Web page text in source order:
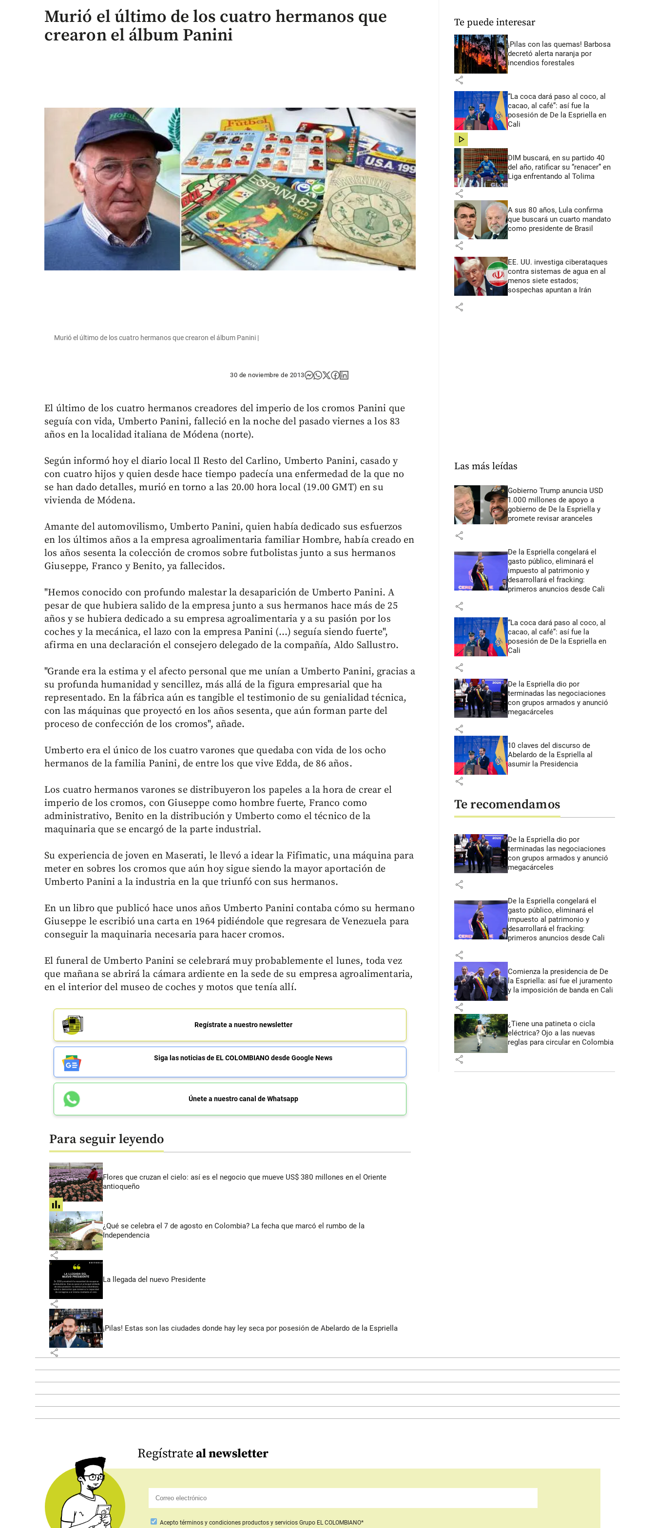
Murió el último de los cuatro hermanos que
crearon el álbum Panini
Murió el último de los cuatro hermanos que crearon el álbum Panini |
30 de noviembre de 2013
El último de los cuatro hermanos creadores del imperio de los cromos Panini que
seguía con vida, Umberto Panini, falleció en la noche del pasado viernes a los 83
años en la localidad italiana de Módena (norte).
Según informó hoy el diario local Il Resto del Carlino, Umberto Panini, casado y
con cuatro hijos y quien desde hace tiempo padecía una enfermedad de la que no
se han dado detalles, murió en torno a las 20.00 hora local (19.00 GMT) en su
vivienda de Módena.
Amante del automovilismo, Umberto Panini, quien había dedicado sus esfuerzos
en los últimos años a la empresa agroalimentaria familiar Hombre, había creado en
los años sesenta la colección de cromos sobre futbolistas junto a sus hermanos
Giuseppe, Franco y Benito, ya fallecidos.
"Hemos conocido con profundo malestar la desaparición de Umberto Panini. A
pesar de que hubiera salido de la empresa junto a sus hermanos hace más de 25
años y se hubiera dedicado a su empresa agroalimentaria y a su pasión por los
coches y la mecánica, el lazo con la empresa Panini (...) seguía siendo fuerte",
afirma en una declaración el consejero delegado de la compañía, Aldo Sallustro.
"Grande era la estima y el afecto personal que me unían a Umberto Panini, gracias a
su profunda humanidad y sencillez, más allá de la figura empresarial que ha
representado. En la fábrica aún es tangible el testimonio de su genialidad técnica,
con las máquinas que proyectó en los años sesenta, que aún forman parte del
proceso de confección de los cromos", añade.
Umberto era el único de los cuatro varones que quedaba con vida de los ocho
hermanos de la familia Panini, de entre los que vive Edda, de 86 años.
Los cuatro hermanos varones se distribuyeron los papeles a la hora de crear el
imperio de los cromos, con Giuseppe como hombre fuerte, Franco como
administrativo, Benito en la distribución y Umberto como el técnico de la
maquinaria que se encargó de la parte industrial.
Su experiencia de joven en Maserati, le llevó a idear la Fifimatic, una máquina para
meter en sobres los cromos que aún hoy sigue siendo la mayor aportación de
Umberto Panini a la industria en la que triunfó con sus hermanos.
En un libro que publicó hace unos años Umberto Panini contaba cómo su hermano
Giuseppe le escribió una carta en 1964 pidiéndole que regresara de Venezuela para
conseguir la maquinaria necesaria para hacer cromos.
El funeral de Umberto Panini se celebrará muy probablemente el lunes, toda vez
que mañana se abrirá la cámara ardiente en la sede de su empresa agroalimentaria,
en el interior del museo de coches y motos que tenía allí.
Regístrate a nuestro newsletter
Siga las noticias de EL COLOMBIANO desde Google News
Únete a nuestro canal de Whatsapp
Para seguir leyendo
Flores que cruzan el cielo: así es el negocio que mueve US$ 380 millones en el Oriente
antioqueño
share
¿Qué se celebra el 7 de agosto en Colombia? La fecha que marcó el rumbo de la
Independencia
share
La llegada del nuevo Presidente
share
¡Pilas! Estas son las ciudades donde hay ley seca por posesión de Abelardo de la Espriella
share
Te puede interesar
¡Pilas con las quemas! Barbosa
decretó alerta naranja por
incendios forestales
share
“La coca dará paso al coco, al
cacao, al café”: así fue la
posesión de De la Espriella en
Cali
share
DIM buscará, en su partido 40
del año, ratificar su “renacer” en
Liga enfrentando al Tolima
share
A sus 80 años, Lula confirma
que buscará un cuarto mandato
como presidente de Brasil
share
EE. UU. investiga ciberataques
contra sistemas de agua en al
menos siete estados;
sospechas apuntan a Irán
share
Las más leídas
Gobierno Trump anuncia USD
1.000 millones de apoyo a
gobierno de De la Espriella y
promete revisar aranceles
share
De la Espriella congelará el
gasto público, eliminará el
impuesto al patrimonio y
desarrollará el fracking:
primeros anuncios desde Cali
share
“La coca dará paso al coco, al
cacao, al café”: así fue la
posesión de De la Espriella en
Cali
share
De la Espriella dio por
terminadas las negociaciones
con grupos armados y anunció
megacárceles
share
10 claves del discurso de
Abelardo de la Espriella al
asumir la Presidencia
share
Te recomendamos
De la Espriella dio por
terminadas las negociaciones
con grupos armados y anunció
megacárceles
share
De la Espriella congelará el
gasto público, eliminará el
impuesto al patrimonio y
desarrollará el fracking:
primeros anuncios desde Cali
share
Comienza la presidencia de De
la Espriella: así fue el juramento
y la imposición de banda en Cali
share
¿Tiene una patineta o cicla
eléctrica? Ojo a las nuevas
reglas para circular en Colombia
share
Regístrateal newsletter
Acepto términos y condiciones productos y servicios Grupo EL COLOMBIANO*